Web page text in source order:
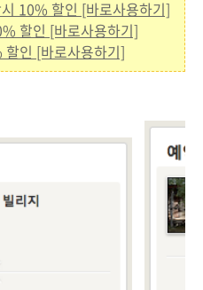
10% 할인 [바로사용하기]
할인 [바로사용하기]
인 [바로사용하기]